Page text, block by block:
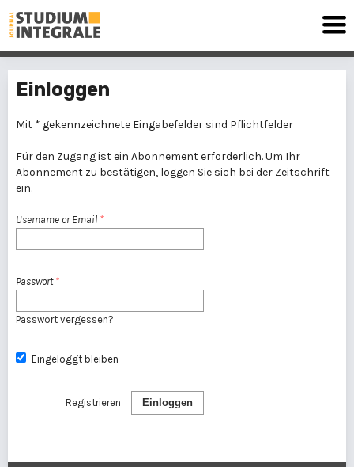
Einloggen
Mit * gekennzeichnete Eingabefelder sind Pflichtfelder
Für den Zugang ist ein Abonnement erforderlich. Um Ihr
Abonnement zu bestätigen, loggen Sie sich bei der Zeitschrift
ein.
Username or Email *
Passwort *
Passwort vergessen?
Eingeloggt bleiben
Einloggen
Registrieren